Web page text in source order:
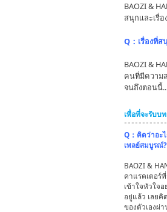
BAOZI &
สนุกและเรื่
Q：เรื่องที่
BAOZI &
คนที่มีความ
จนถึงตอนนี้
เพื่อที่จะรับบ
Q：คิดว่าอะ
เพลย์สมบูรณ์?
BAOZI &
คาแรคเตอร์
เข้าใจหัวใจ
อยู่แล้ว เลยคิ
ของตัวเองผ่